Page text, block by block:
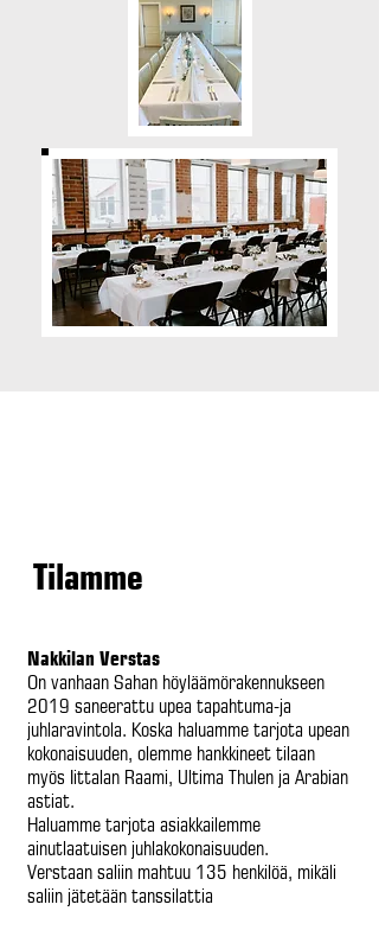
Tilamme
Nakkilan Verstas
On vanhaan Sahan höyläämörakennukseen
2019 saneerattu upea tapahtuma-ja
juhlaravintola. Koska haluamme tarjota upean
kokonaisuuden, olemme hankkineet tilaan
myös Iittalan Raami, Ultima Thulen ja Arabian
astiat.
Haluamme tarjota asiakkailemme
ainutlaatuisen juhlakokonaisuuden.
Verstaan saliin mahtuu 135 henkilöä, mikäli
saliin jätetään tanssilattia